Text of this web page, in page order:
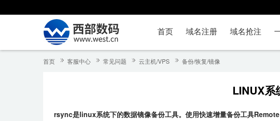
首页 域名注册 域名抢注
首页 客服中心 常见问题 云主机/VPS 备份/恢复/镜像
LINUX系
rsync是linux系统下的数据镜像备份工具。使用快速增量备份工具